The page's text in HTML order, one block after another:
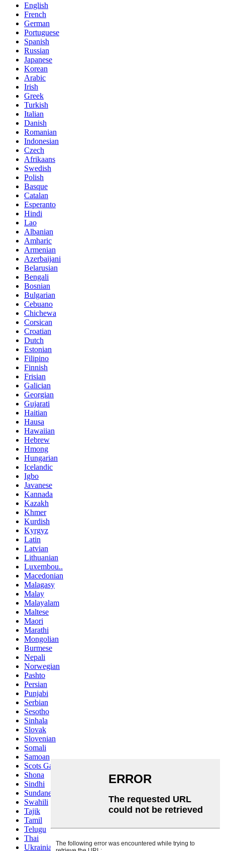
English
French
German
Portuguese
Spanish
Russian
Japanese
Korean
Arabic
Irish
Greek
Turkish
Italian
Danish
Romanian
Indonesian
Czech
Afrikaans
Swedish
Polish
Basque
Catalan
Esperanto
Hindi
Lao
Albanian
Amharic
Armenian
Azerbaijani
Belarusian
Bengali
Bosnian
Bulgarian
Cebuano
Chichewa
Corsican
Croatian
Dutch
Estonian
Filipino
Finnish
Frisian
Galician
Georgian
Gujarati
Haitian
Hausa
Hawaiian
Hebrew
Hmong
Hungarian
Icelandic
Igbo
Javanese
Kannada
Kazakh
Khmer
Kurdish
Kyrgyz
Latin
Latvian
Lithuanian
Luxembou..
Macedonian
Malagasy
Malay
Malayalam
Maltese
Maori
Marathi
Mongolian
Burmese
Nepali
Norwegian
Pashto
Persian
Punjabi
Serbian
Sesotho
Sinhala
Slovak
Slovenian
Somali
Samoan
Scots Gaelic
Shona
Sindhi
Sundanese
Swahili
Tajik
Tamil
Telugu
Thai
Ukrainian